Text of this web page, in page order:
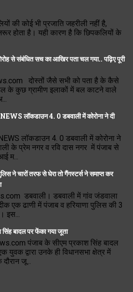
की कोई भी प्रजाति जहरीली नहीं है,
होता है। यही कारण है कि छिपकलियों के
से संबंधित सच का आखिर पता चल गया.. पढ़िए पूरी
दोस्तों जैसे सभी को पता है के कैसे
के कुछ ग्रामीण इलाकों में बल काटने वाले
लॉकडाउन 4. 0 डबवाली में कोरोना ने दी
लॉकडाउन 4. 0 डबवाली में कोरोना ने
के प्रेम नगर व रवि दास नगर में पंजाब से
म...
ने चारों तरफ से घेरा तो गैंगस्टर्स ने समाप्त कर
डबवाली। डबवाली में गांव जंडवाला
एक ढाणी में पंजाब व हरियाणा पुलिस की 3
इस...
बादल पर फेंका गया जूता
पंजाब के सीएम प्रकाश सिंह बादल
युवक द्वारा उनके ही विधानसभा क्षेत्र में
जू...